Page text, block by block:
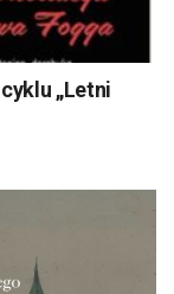
„Letni